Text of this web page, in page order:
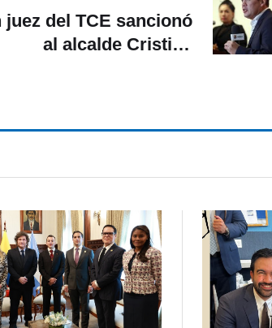
juez del TCE sancionó
al alcalde Cristian
política por